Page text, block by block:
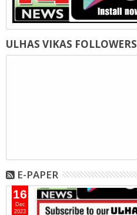
ULHAS VIKAS FOLLOWERS
E-PAPER
16
Dec
2023